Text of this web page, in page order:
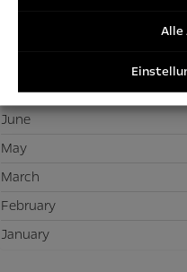
Alle
July
June
May
March
February
January